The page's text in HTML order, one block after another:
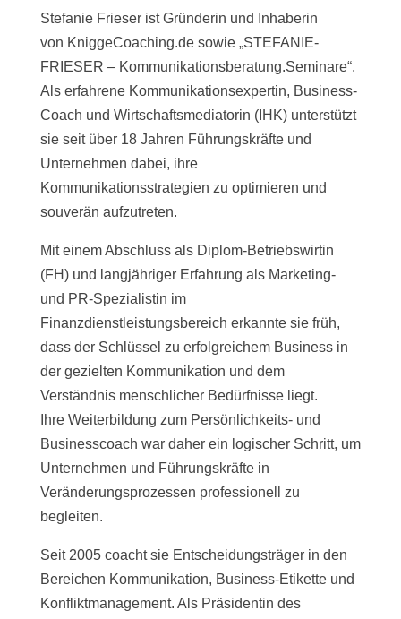
Stefanie Frieser ist Gründerin und Inhaberin
von KniggeCoaching.de sowie „STEFANIE-
FRIESER – Kommunikationsberatung.Seminare“.
Als erfahrene Kommunikationsexpertin, Business-
Coach und Wirtschaftsmediatorin (IHK) unterstützt
sie seit über 18 Jahren Führungskräfte und
Unternehmen dabei, ihre
Kommunikationsstrategien zu optimieren und
souverän aufzutreten.
Mit einem Abschluss als Diplom-Betriebswirtin
(FH) und langjähriger Erfahrung als Marketing-
und PR-Spezialistin im
Finanzdienstleistungsbereich erkannte sie früh,
dass der Schlüssel zu erfolgreichem Business in
der gezielten Kommunikation und dem
Verständnis menschlicher Bedürfnisse liegt.
Ihre Weiterbildung zum Persönlichkeits- und
Businesscoach war daher ein logischer Schritt, um
Unternehmen und Führungskräfte in
Veränderungsprozessen professionell zu
begleiten.
Seit 2005 coacht sie Entscheidungsträger in den
Bereichen Kommunikation, Business-Etikette und
Konfliktmanagement. Als Präsidentin des